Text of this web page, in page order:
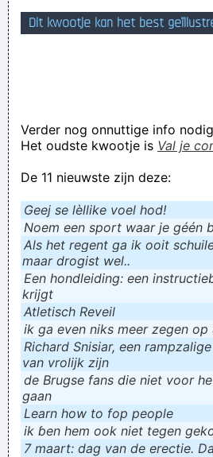
Dit kwootje kan het best
Verder nog onnuttige info
Het oudste kwootje is Val je
De 11 nieuwste zijn deze:
Geej se lèllike voel hod!
Noem een sport waar je géén
Als het regent ga ik ooit
maar drogist wel..
Een hondleiding: een
krijgt
Atletisch Reveil
ik ga even niks meer zegen
Richard Snisiar, een
van vrolijk zijn
de Brugse fans die niet voor
gaan
Learn how to fop people
ik ɓen hem ook niet tegen
7 maart: dag van de erectie.